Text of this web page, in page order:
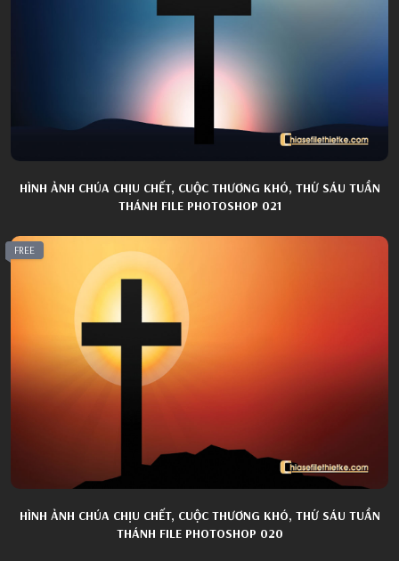
HÌNH ẢNH CHÚA CHỊU CHẾT, CUỘC THƯƠNG KHÓ, THỨ SÁU TUẦN
THÁNH FILE PHOTOSHOP 021
FREE
HÌNH ẢNH CHÚA CHỊU CHẾT, CUỘC THƯƠNG KHÓ, THỨ SÁU TUẦN
THÁNH FILE PHOTOSHOP 020